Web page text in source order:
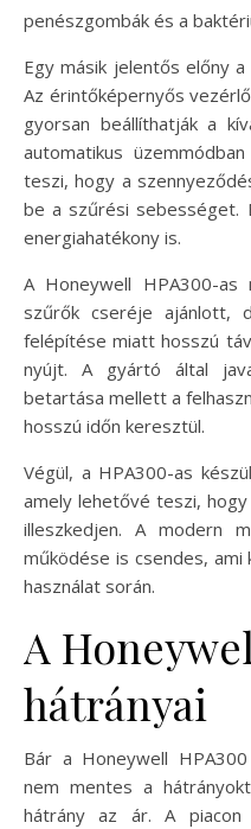
penészgombák és a
Egy másik jelentős előny
Az érintőképernyős
gyorsan beállíthatják a
automatikus
teszi, hogy a
be a szűrési sebességet.
energiahatékony is.
A Honeywell HPA300-
szűrők cseréje ajánlott,
felépítése miatt hosszú
nyújt. A gyártó által
betartása mellett a
hosszú időn keresztül.
Végül, a HPA300-as
amely lehetővé teszi,
illeszkedjen. A modern
működése is csendes,
használat során.
A
hátrányai
Bár a Honeywell
nem mentes a
hátrány az ár. A piacon